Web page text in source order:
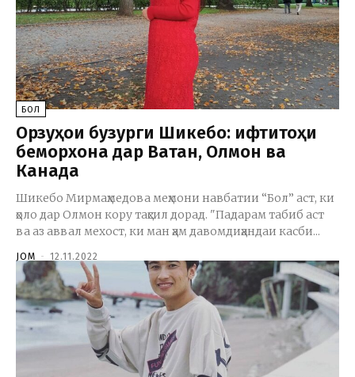
БОЛ
Орзуҳои бузурги Шикебо: ифтитоҳи
беморхона дар Ватан, Олмон ва
Канада
Шикебо Мирмаҳмедова меҳмони навбатии “Бол” аст, ки
ҳоло дар Олмон кору таҳсил дорад. "Падарам табиб аст
ва аз аввал мехост, ки ман ҳам давомдиҳандаи касби...
JOM - 12.11.2022